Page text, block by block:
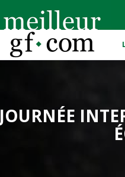
Accueil> foret>Journée
JOURNÉE